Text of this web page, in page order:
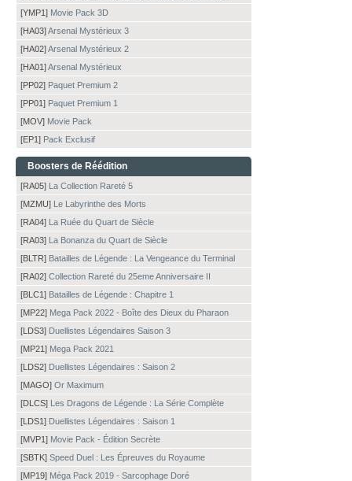
[YMP1] Movie Pack 3D
[HA03]Arsenal Mystérieux 3
[HA02]Arsenal Mystérieux 2
[HA01]Arsenal Mystérieux
[PP02] Paquet Premium 2
[PP01] Paquet Premium 1
[MOV] Movie Pack
[EP1] Pack Exclusif
Boosters de Réédition
[RA05] La Collection Rareté 5
[MZMU] Le Labyrinthe des Morts
[RA04] La Ruée du Quart de Siècle
[RA03] La Bonanza du Quart de Siècle
[BLTR] Batailles de Légende : La Vengeance du Terminal
[RA02] Collection Rareté du 25eme Anniversaire II
[BLC1] Batailles de Légende : Chapitre 1
[MP22] Mega Pack 2022 - Boîte des Dieux du Pharaon
[LDS3] Duellistes Légendaires Saison 3
[MP21] Mega Pack 2021
[LDS2] Duellistes Légendaires : Saison 2
[MAGO] Or Maximum
[DLCS] Les Dragons de Légende : La Série Complète
[LDS1] Duellistes Légendaires : Saison 1
[MVP1] Movie Pack - Édition Secrète
[SBTK] Speed Duel : Les Épreuves du Royaume
[MP19] Méga Pack 2019 - Sarcophage Doré